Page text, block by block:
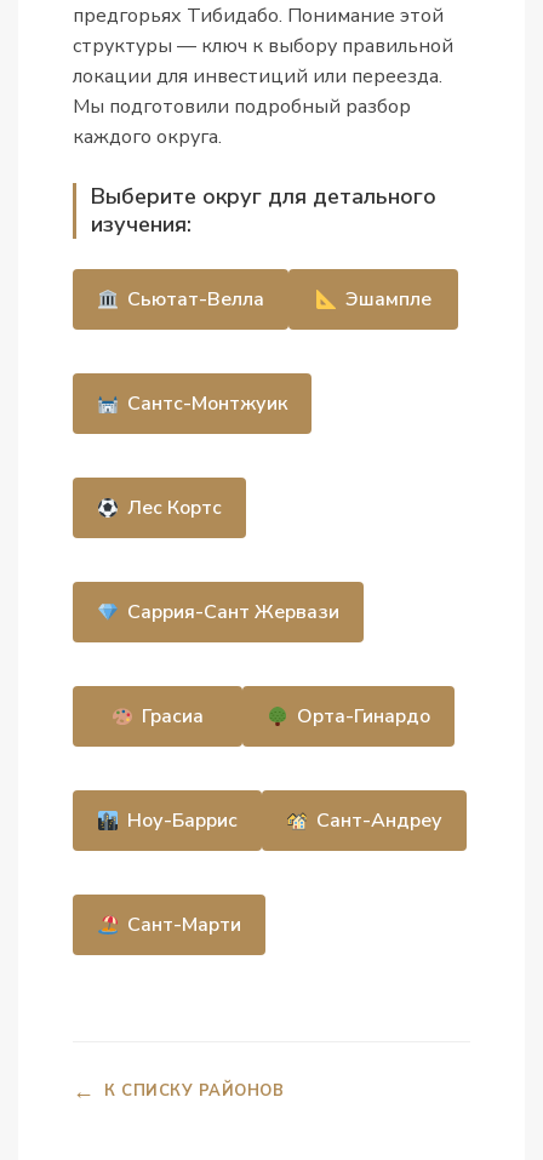
предгорьях Тибидабо. Понимание этой
структуры — ключ к выбору правильной
локации для инвестиций или переезда.
Мы подготовили подробный разбор
каждого округа.
Выберите округ для детального
изучения:
Сьютат-Велла Эшампле
Сантс-Монтжуик
Лес Кортс
Саррия-Сант Жервази
Грасиа Орта-Гинардо
Ноу-Баррис Сант-Андреу
Сант-Марти
← К СПИСКУ РАЙОНОВ